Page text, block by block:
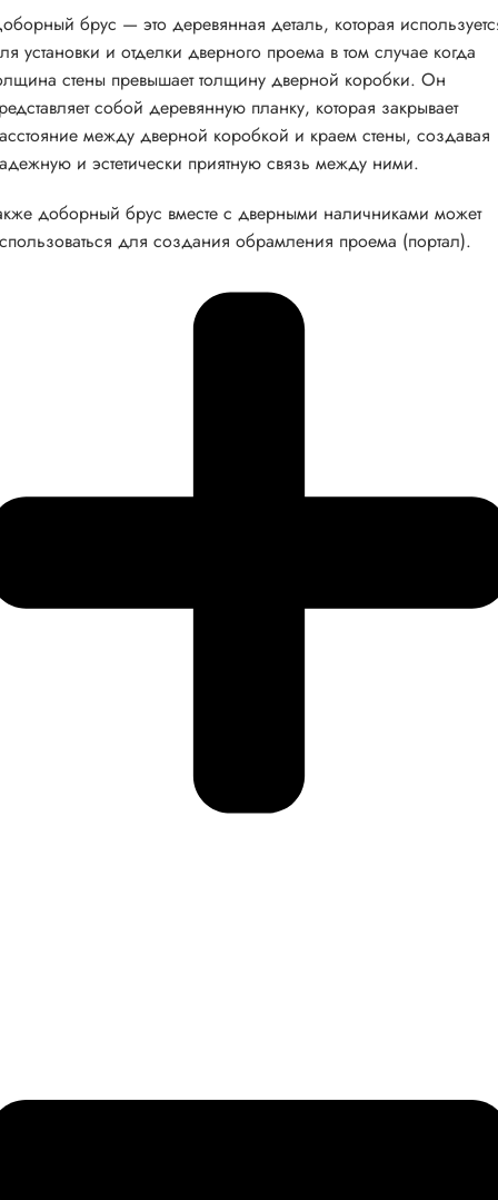
брус — это деревянная деталь, которая
установки и отделки дверного проема в том случае когда
стены превышает толщину дверной коробки. Он
собой деревянную планку, которая закрывает
между дверной коробкой и краем стены, создавая
и эстетически приятную связь между ними.
доборный брус вместе с дверными наличниками может
для создания обрамления проема (портал).